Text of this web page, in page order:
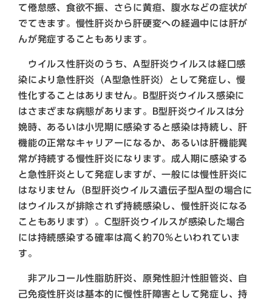
て倦怠感、食欲不振、さらに黄疸、腹水などの症状が
でてきます。慢性肝炎から肝硬変への経過中には肝が
んが発症することもあります。
ウイルス性肝炎のうち、A型肝炎ウイルスは経口感
染により急性肝炎（A型急性肝炎）として発症し、慢
性化することはありません。B型肝炎ウイルス感染に
はさまざまな病態があります。B型肝炎ウイルスは分
娩時、あるいは小児期に感染すると感染は持続し、肝
機能の正常なキャリアーになるか、あるいは肝機能異
常が持続する慢性肝炎になります。成人期に感染する
と急性肝炎として発症しますが、一般には慢性肝炎に
はなりません（B型肝炎ウイルス遺伝子型A型の場合に
はウイルスが排除されず持続感染し、慢性肝炎になる
こともあります）。C型肝炎ウイルスが感染した場合
には持続感染する確率は高く約70%といわれていま
す。
非アルコール性脂肪肝炎、原発性胆汁性胆管炎、自
己免疫性肝炎は基本的に慢性肝障害として発症し、持